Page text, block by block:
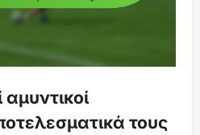
αμυντικοί
τους